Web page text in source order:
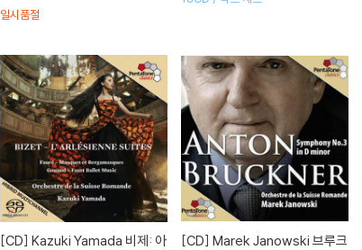
일시품절
[CD] Kazuki Yamada 비제: 아
[CD] Marek Janowski 브루크